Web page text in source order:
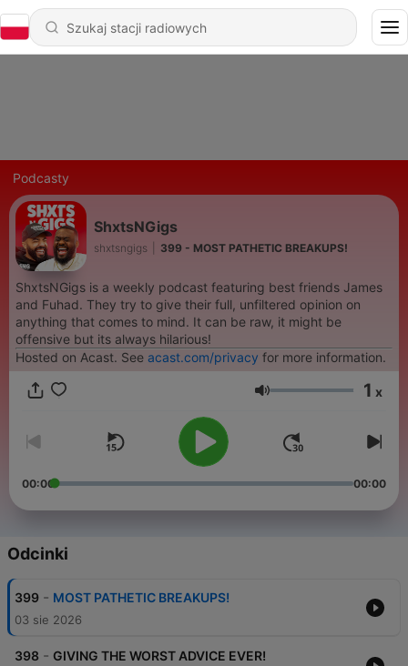
Podcasty
ShxtsNGigs
shxtsngigs 399 - MOST PATHETIC BREAKUPS!
ShxtsNGigs is a weekly podcast featuring best friends James
and Fuhad. They try to give their full, unfiltered opinion on
anything that comes to mind. It can be raw, it might be
offensive but its always hilarious!
Hosted on Acast. See acast.com/privacy for more information.
Głośność 1 x
00:00 00:00
Odcinki
399 - MOST PATHETIC BREAKUPS!
03 sie 2026
398 - GIVING THE WORST ADVICE EVER!